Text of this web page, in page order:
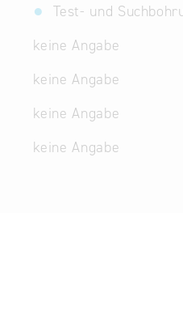
Test- und
keine Angabe
keine Angabe
keine Angabe
keine Angabe